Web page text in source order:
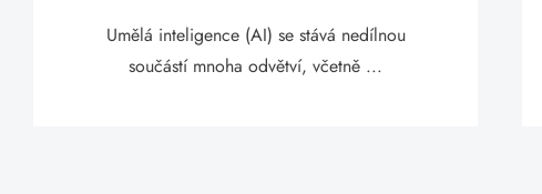
Umělá inteligence (AI) se stává nedílnou
součástí mnoha odvětví, včetně ...